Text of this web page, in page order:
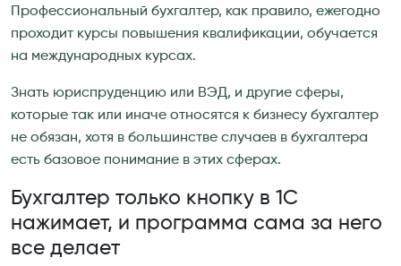
Профессиональный бухгалтер, как правило, ежегодно
проходит курсы повышения квалификации, обучается
на международных курсах.
Знать юриспруденцию или ВЭД, и другие сферы,
которые так или иначе относятся к бизнесу бухгалтер
не обязан, хотя в большинстве случаев в бухгалтера
есть базовое понимание в этих сферах.
Бухгалтер только кнопку в 1С
нажимает, и программа сама за него
все делает